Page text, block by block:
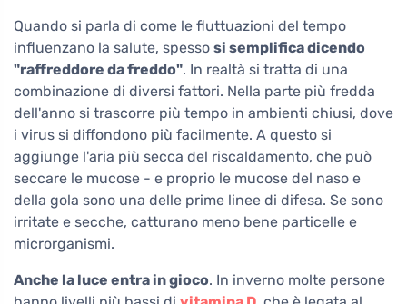
Quando si parla di come le fluttuazioni del tempo
influenzano la salute, spesso si semplifica dicendo
"raffreddore da freddo". In realtà si tratta di una
combinazione di diversi fattori. Nella parte più fredda
dell'anno si trascorre più tempo in ambienti chiusi, dove
i virus si diffondono più facilmente. A questo si
aggiunge l'aria più secca del riscaldamento, che può
seccare le mucose - e proprio le mucose del naso e
della gola sono una delle prime linee di difesa. Se sono
irritate e secche, catturano meno bene particelle e
microrganismi.
Anche la luce entra in gioco. In inverno molte persone